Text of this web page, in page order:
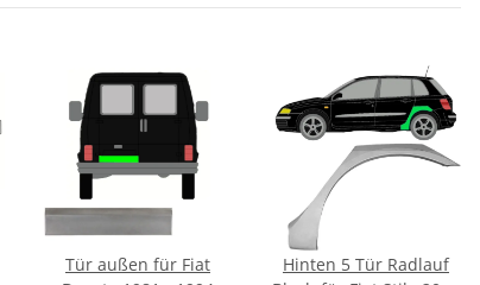
Tür außen für Fiat
Hinten 5 Tür Radlauf